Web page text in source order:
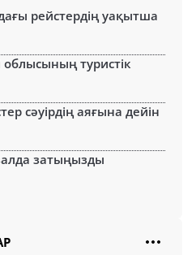
рейстердің уақытша
туристік
сәуірдің аяғына дейін
затыңызды